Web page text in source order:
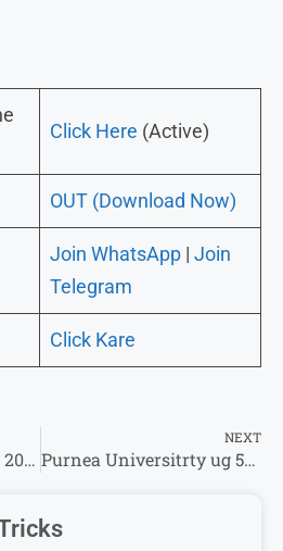
Click Here (Active)
OUT (Download Now)
Join WhatsApp | Join
Telegram
Click Kare
BRABU Ug Admission 2026-30 ऑनलाइन आवेदन शुरू।
NEXT
Purnea Universitrty ug 5th Semester Registration Form 2026 -विलंब शुल्क के साथ तिथि हुआ विस्तारित